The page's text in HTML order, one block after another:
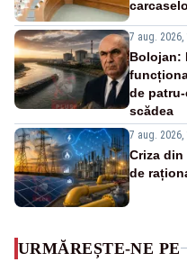
7 aug. 2026,
Bolojan:
de
scădea
7 aug. 2026,
Criza din
de
URMĂREȘTE-NE PE